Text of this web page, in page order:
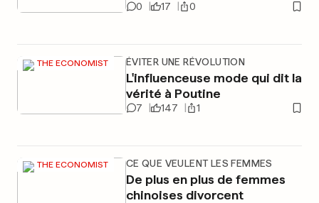
0 17 0
THE ECONOMIST ÉVITER UNE RÉVOLUTION
L'influenceuse mode qui dit la
vérité à Poutine
7 147 1
THE ECONOMIST CE QUE VEULENT LES FEMMES
De plus en plus de femmes
chinoises divorcent